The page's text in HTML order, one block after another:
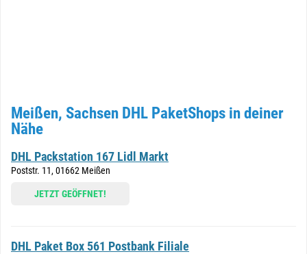
Meißen, Sachsen DHL PaketShops in deiner
Nähe
DHL Packstation 167 Lidl Markt
Poststr. 11, 01662 Meißen
JETZT GEÖFFNET!
DHL Paket Box 561 Postbank Filiale